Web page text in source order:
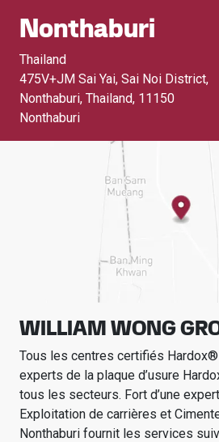
Nonthaburi
Thailand
475V+JM Sai Yai, Sai Noi District,
Nonthaburi, Thailand, 11150
Nonthaburi
WILLIAM WONG
Tous les centres certifiés
experts de la plaque d’usure
tous les secteurs. Fort d’une
Exploitation de carrières et
Nonthaburi fournit les services